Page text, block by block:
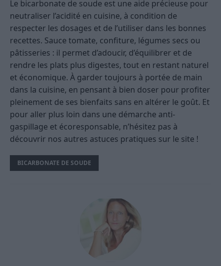
Le bicarbonate de soude est une aide précieuse pour
neutraliser l’acidité en cuisine, à condition de
respecter les dosages et de l’utiliser dans les bonnes
recettes. Sauce tomate, confiture, légumes secs ou
pâtisseries : il permet d’adoucir, d’équilibrer et de
rendre les plats plus digestes, tout en restant naturel
et économique. À garder toujours à portée de main
dans la cuisine, en pensant à bien doser pour profiter
pleinement de ses bienfaits sans en altérer le goût. Et
pour aller plus loin dans une démarche anti-
gaspillage et écoresponsable, n’hésitez pas à
découvrir nos autres astuces pratiques sur le site !
BICARBONATE DE SOUDE